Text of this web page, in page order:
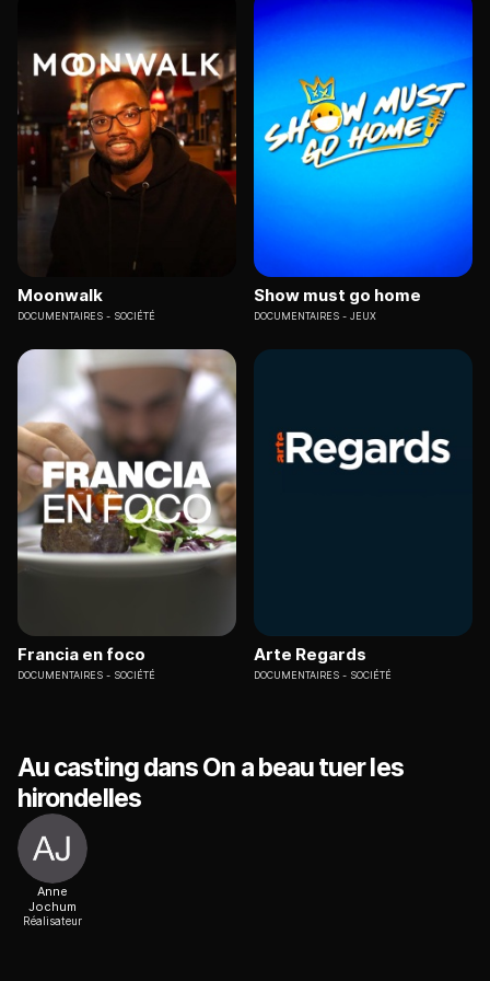
Moonwalk
DOCUMENTAIRES SOCIÉTÉ
Show must go home
DOCUMENTAIRES JEUX
Francia en foco
DOCUMENTAIRES SOCIÉTÉ
Arte Regards
DOCUMENTAIRES SOCIÉTÉ
Au casting dans On a beau tuer les
hirondelles
Anne
Jochum
Réalisateur